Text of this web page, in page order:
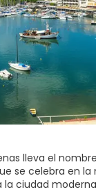
lleva el
se celebra en
la ciudad